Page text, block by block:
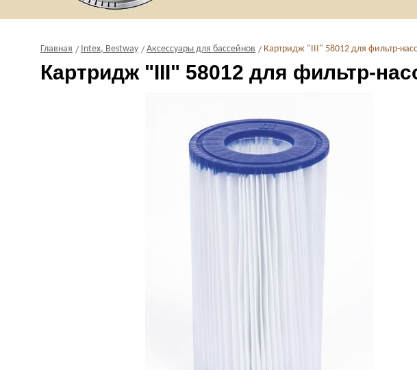
Главная Intex, Bestway Аксессуары для бассейнов Картридж "III" 58012 для фильтр-
Картридж "III" 58012 для фильтр-